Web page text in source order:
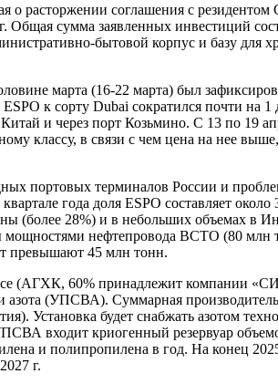
расторжении соглашения с
Общая сумма заявленных инвестиций
бытовой корпус и базу для
марта (16-22 марта) был
к сорту Dubai сократился почти на
и через порт Козьмино. С 13 по 19
классу, в связи с чем цена на нее
портовых терминалов России и
года доля ESPO составляет
(более 28%) и в небольших объемах в
нефтепровода ВСТО (80 млн
превышают 45 млн тонн.
(АГХК, 60% принадлежит компании
азота (УПСВА). Суммарная
Установка будет снабжать азотом
входит криогенный резервуар
и полипропилена в год. На конец 2025
г.